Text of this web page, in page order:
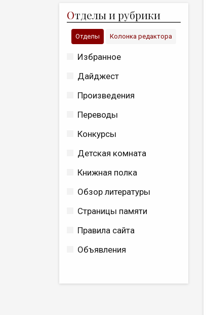
Отделы и рубрики
Отделы Колонка редактора
Избранное
Дайджест
Произведения
Переводы
Конкурсы
Детская комната
Книжная полка
Обзор литературы
Страницы памяти
Правила сайта
Объявления